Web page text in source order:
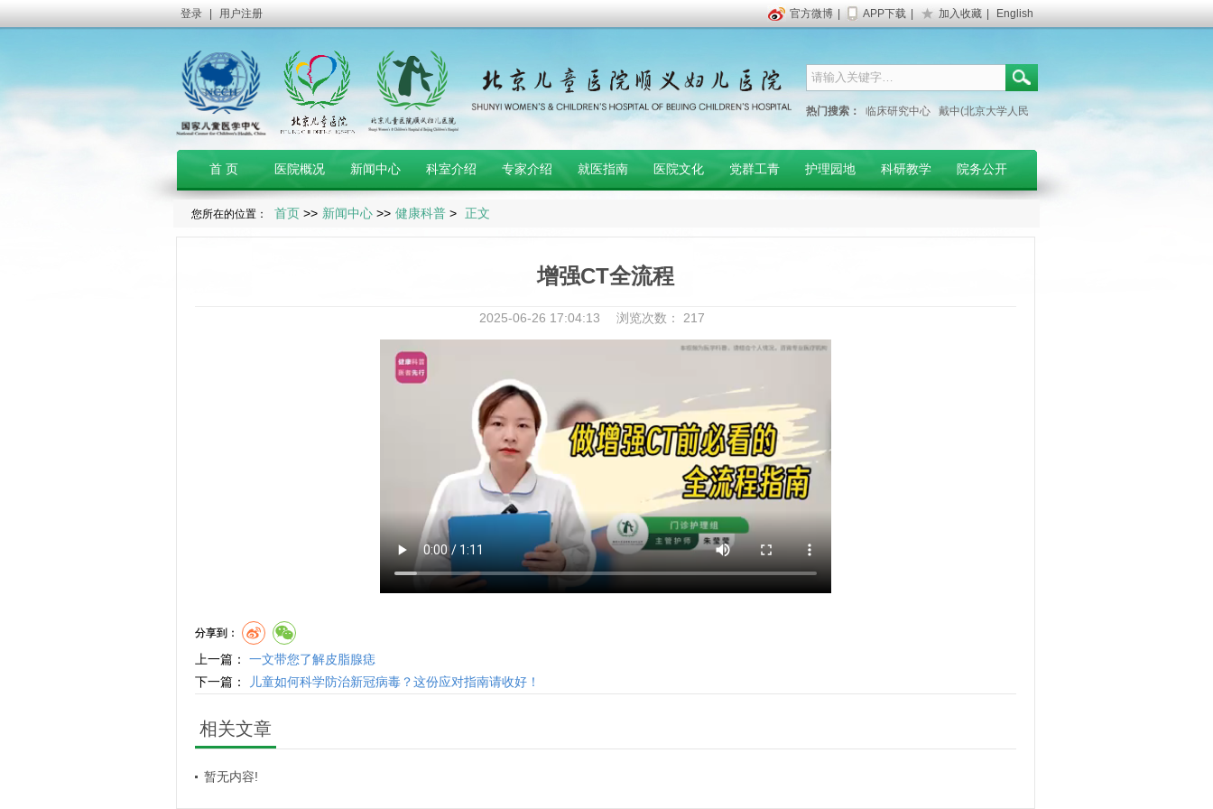
官方微博 APP下载 加入收藏 English
登录 用户注册
热门搜索： 临床研究中心
戴中(北京大学人民
医院专家)
首 页 医院概况 新闻中心 科室介绍 专家介绍 就医指南 医院文化 党群工青 护理园地 科研教学 院务公开
您所在的位置： 首页 >> 新闻中心 >> 健康科普 > 正文
增强CT全流程
2025-06-26 17:04:13 浏览次数： 217
分享到：
上一篇：
一文带您了解皮脂腺痣
下一篇：
儿童如何科学防治新冠病毒？这份应对指南请收好！
相关文章
暂无内容!